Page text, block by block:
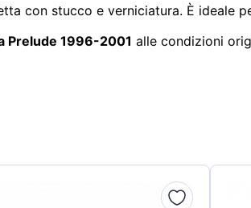
con stucco e verniciatura. È ideale
Prelude 1996-2001 alle condizioni